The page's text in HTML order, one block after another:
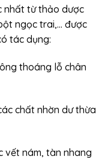
nhất từ thảo dược
ngọc trai,… được
tác dụng:
thoáng lỗ chân
chất nhờn dư thừa
vết nám, tàn nhang